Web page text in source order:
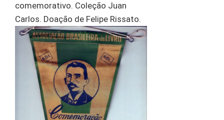
comemorativo. Coleção Juan
Carlos. Doação de Felipe Rissato.